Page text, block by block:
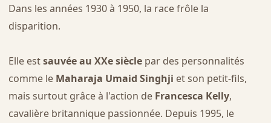
Dans les années 1930 à 1950, la race frôle la
disparition.
Elle estsauvée au XXe sièclepar des personnalités
comme le Maharaja Umaid Singhji et son petit-fils,
mais surtout grâce à l'action de Francesca Kelly,
cavalière britannique passionnée. Depuis 1995, le